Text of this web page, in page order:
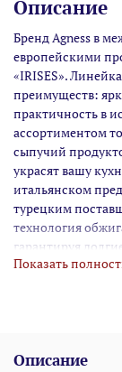
Описание
Бренд Agness в
европейскими
«IRISES».
преимуществ:
практичность в
ассортиментом
сыпучий
украсят вашу
итальянском
турецким
технология
гарантируя
и ручек защищает
Показать
Описание